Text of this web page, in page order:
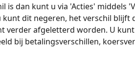
is dan kunt u via 'Acties' middels
kunt dit negeren, het verschil blijft
verder afgeletterd worden. U
bij betalingsverschillen,